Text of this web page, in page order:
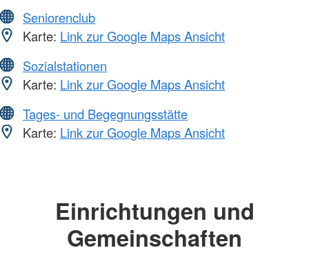
Seniorenclub
Karte: Link zur Google Maps Ansicht
Sozialstationen
Karte: Link zur Google Maps Ansicht
Tages- und Begegnungsstätte
Karte: Link zur Google Maps Ansicht
Einrichtungen und
Gemeinschaften